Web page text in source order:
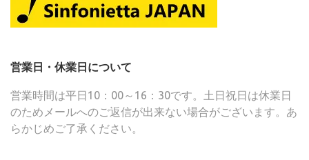
営業日・休業日について
営業時間は平日10：00～16：30です。土日祝日は休業日
のためメールへのご返信が出来ない場合がございます。あ
らかじめご了承ください。